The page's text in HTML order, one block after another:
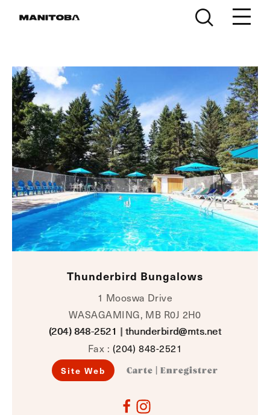
Thunderbird Bungalows
1 Mooswa Drive
WASAGAMING, MB R0J 2H0
(204) 848-2521 | thunderbird@mts.net
Fax : (204) 848-2521
Site Web Carte Enregistrer